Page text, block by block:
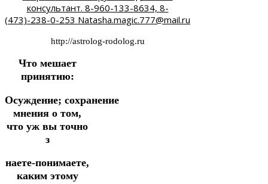
http://astrolog-rodolog.ru
Что мешает
принятию:
Осуждение; сохранение
мнения о том,
что уж вы точно
з
наете-понимаете,
каким этому